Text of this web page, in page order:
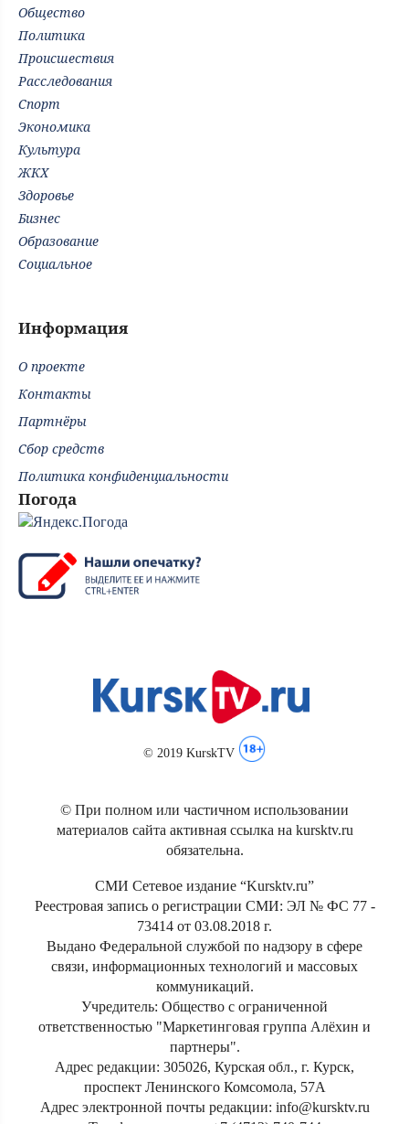
Общество
Политика
Происшествия
Расследования
Спорт
Экономика
Культура
ЖКХ
Здоровье
Бизнес
Образование
Социальное
Информация
О проекте
Контакты
Партнёры
Сбор средств
Политика конфиденциальности
Погода
© 2019 KurskTV
© При полном или частичном использовании
материалов сайта активная ссылка на kursktv.ru
обязательна.
СМИ Сетевое издание “Kursktv.ru”
Реестровая запись о регистрации СМИ: ЭЛ № ФС 77 -
73414 от 03.08.2018 г.
Выдано Федеральной службой по надзору в сфере
связи, информационных технологий и массовых
коммуникаций.
Учредитель: Общество с ограниченной
ответственностью "Маркетинговая группа Алёхин и
партнеры".
Адрес редакции: 305026, Курская обл., г. Курск,
проспект Ленинского Комсомола, 57А
Адрес электронной почты редакции: info@kursktv.ru